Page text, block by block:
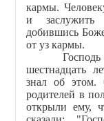
кармы.
и заслужить
добившись
от уз кармы.
Господь
шестнадцать
знал об этом.
родителей в
открыли ему,